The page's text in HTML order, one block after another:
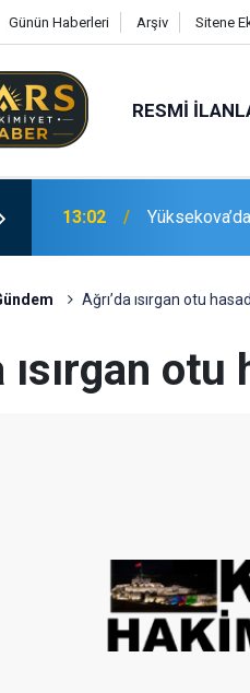
Günün Haberleri Arşiv Sitene
RESMI
13:02
Ağrı’da ısırgan otu
ısırgan otu